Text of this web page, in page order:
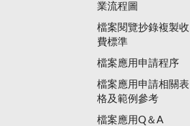
業流程圖
檔案閱覽抄錄複製收
費標準
檔案應用申請程序
檔案應用申請相關表
格及範例參考
檔案應用Q＆A